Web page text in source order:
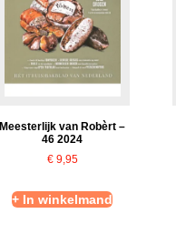
Meesterlijk van Robèrt –
46 2024
€9,95
+ In winkelmand